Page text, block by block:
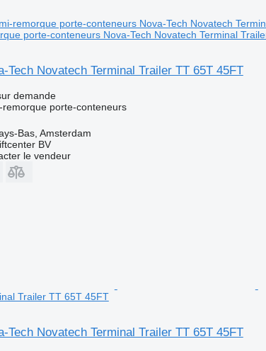
porte-conteneurs Nova-Tech Novatech Terminal
Tech Novatech Terminal Trailer TT 65T 45FT
demande
remorque porte-conteneurs
Bas, Amsterdam
BV
le vendeur
Trailer TT 65T 45FT
Tech Novatech Terminal Trailer TT 65T 45FT